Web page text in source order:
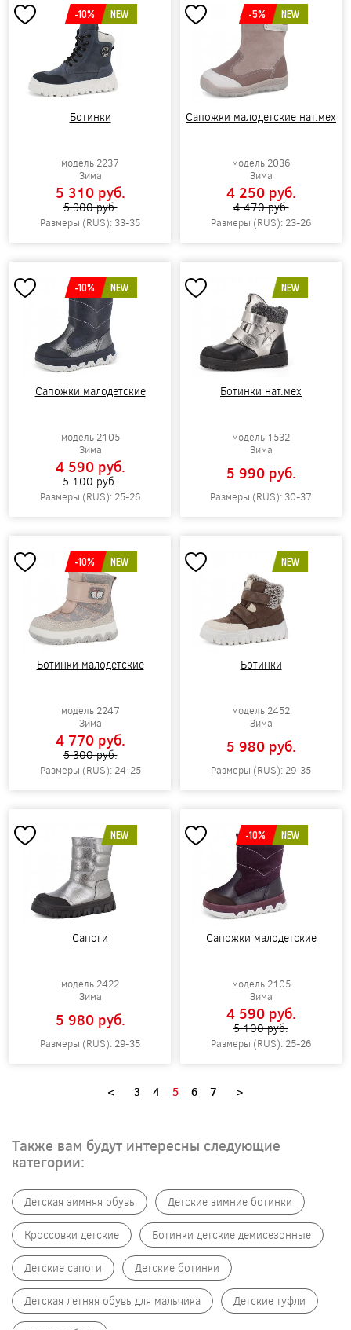
-10% NEW
Ботинки
модель 2237
Зима
5 310 pуб.
5 900 pуб.
Размеры (RUS): 33-35
-5% NEW
Сапожки малодетские нат.мех
модель 2036
Зима
4 250 pуб.
4 470 pуб.
Размеры (RUS): 23-26
-10% NEW
Сапожки малодетские
модель 2105
Зима
4 590 pуб.
5 100 pуб.
Размеры (RUS): 25-26
NEW
Ботинки нат.мех
модель 1532
Зима
5 990 pуб.
Размеры (RUS): 30-37
-10% NEW
Ботинки малодетские
модель 2247
Зима
4 770 pуб.
5 300 pуб.
Размеры (RUS): 24-25
NEW
Ботинки
модель 2452
Зима
5 980 pуб.
Размеры (RUS): 29-35
NEW
Сапоги
модель 2422
Зима
5 980 pуб.
Размеры (RUS): 29-35
-10% NEW
Сапожки малодетские
модель 2105
Зима
4 590 pуб.
5 100 pуб.
Размеры (RUS): 25-26
< 3 4 5 6 7 >
Также вам будут интересны следующие
категории:
Детская зимняя обувь Детские зимние ботинки
Кроссовки детские Ботинки детские демисезонные
Детские сапоги Детские ботинки
Детская летняя обувь для мальчика Детские туфли